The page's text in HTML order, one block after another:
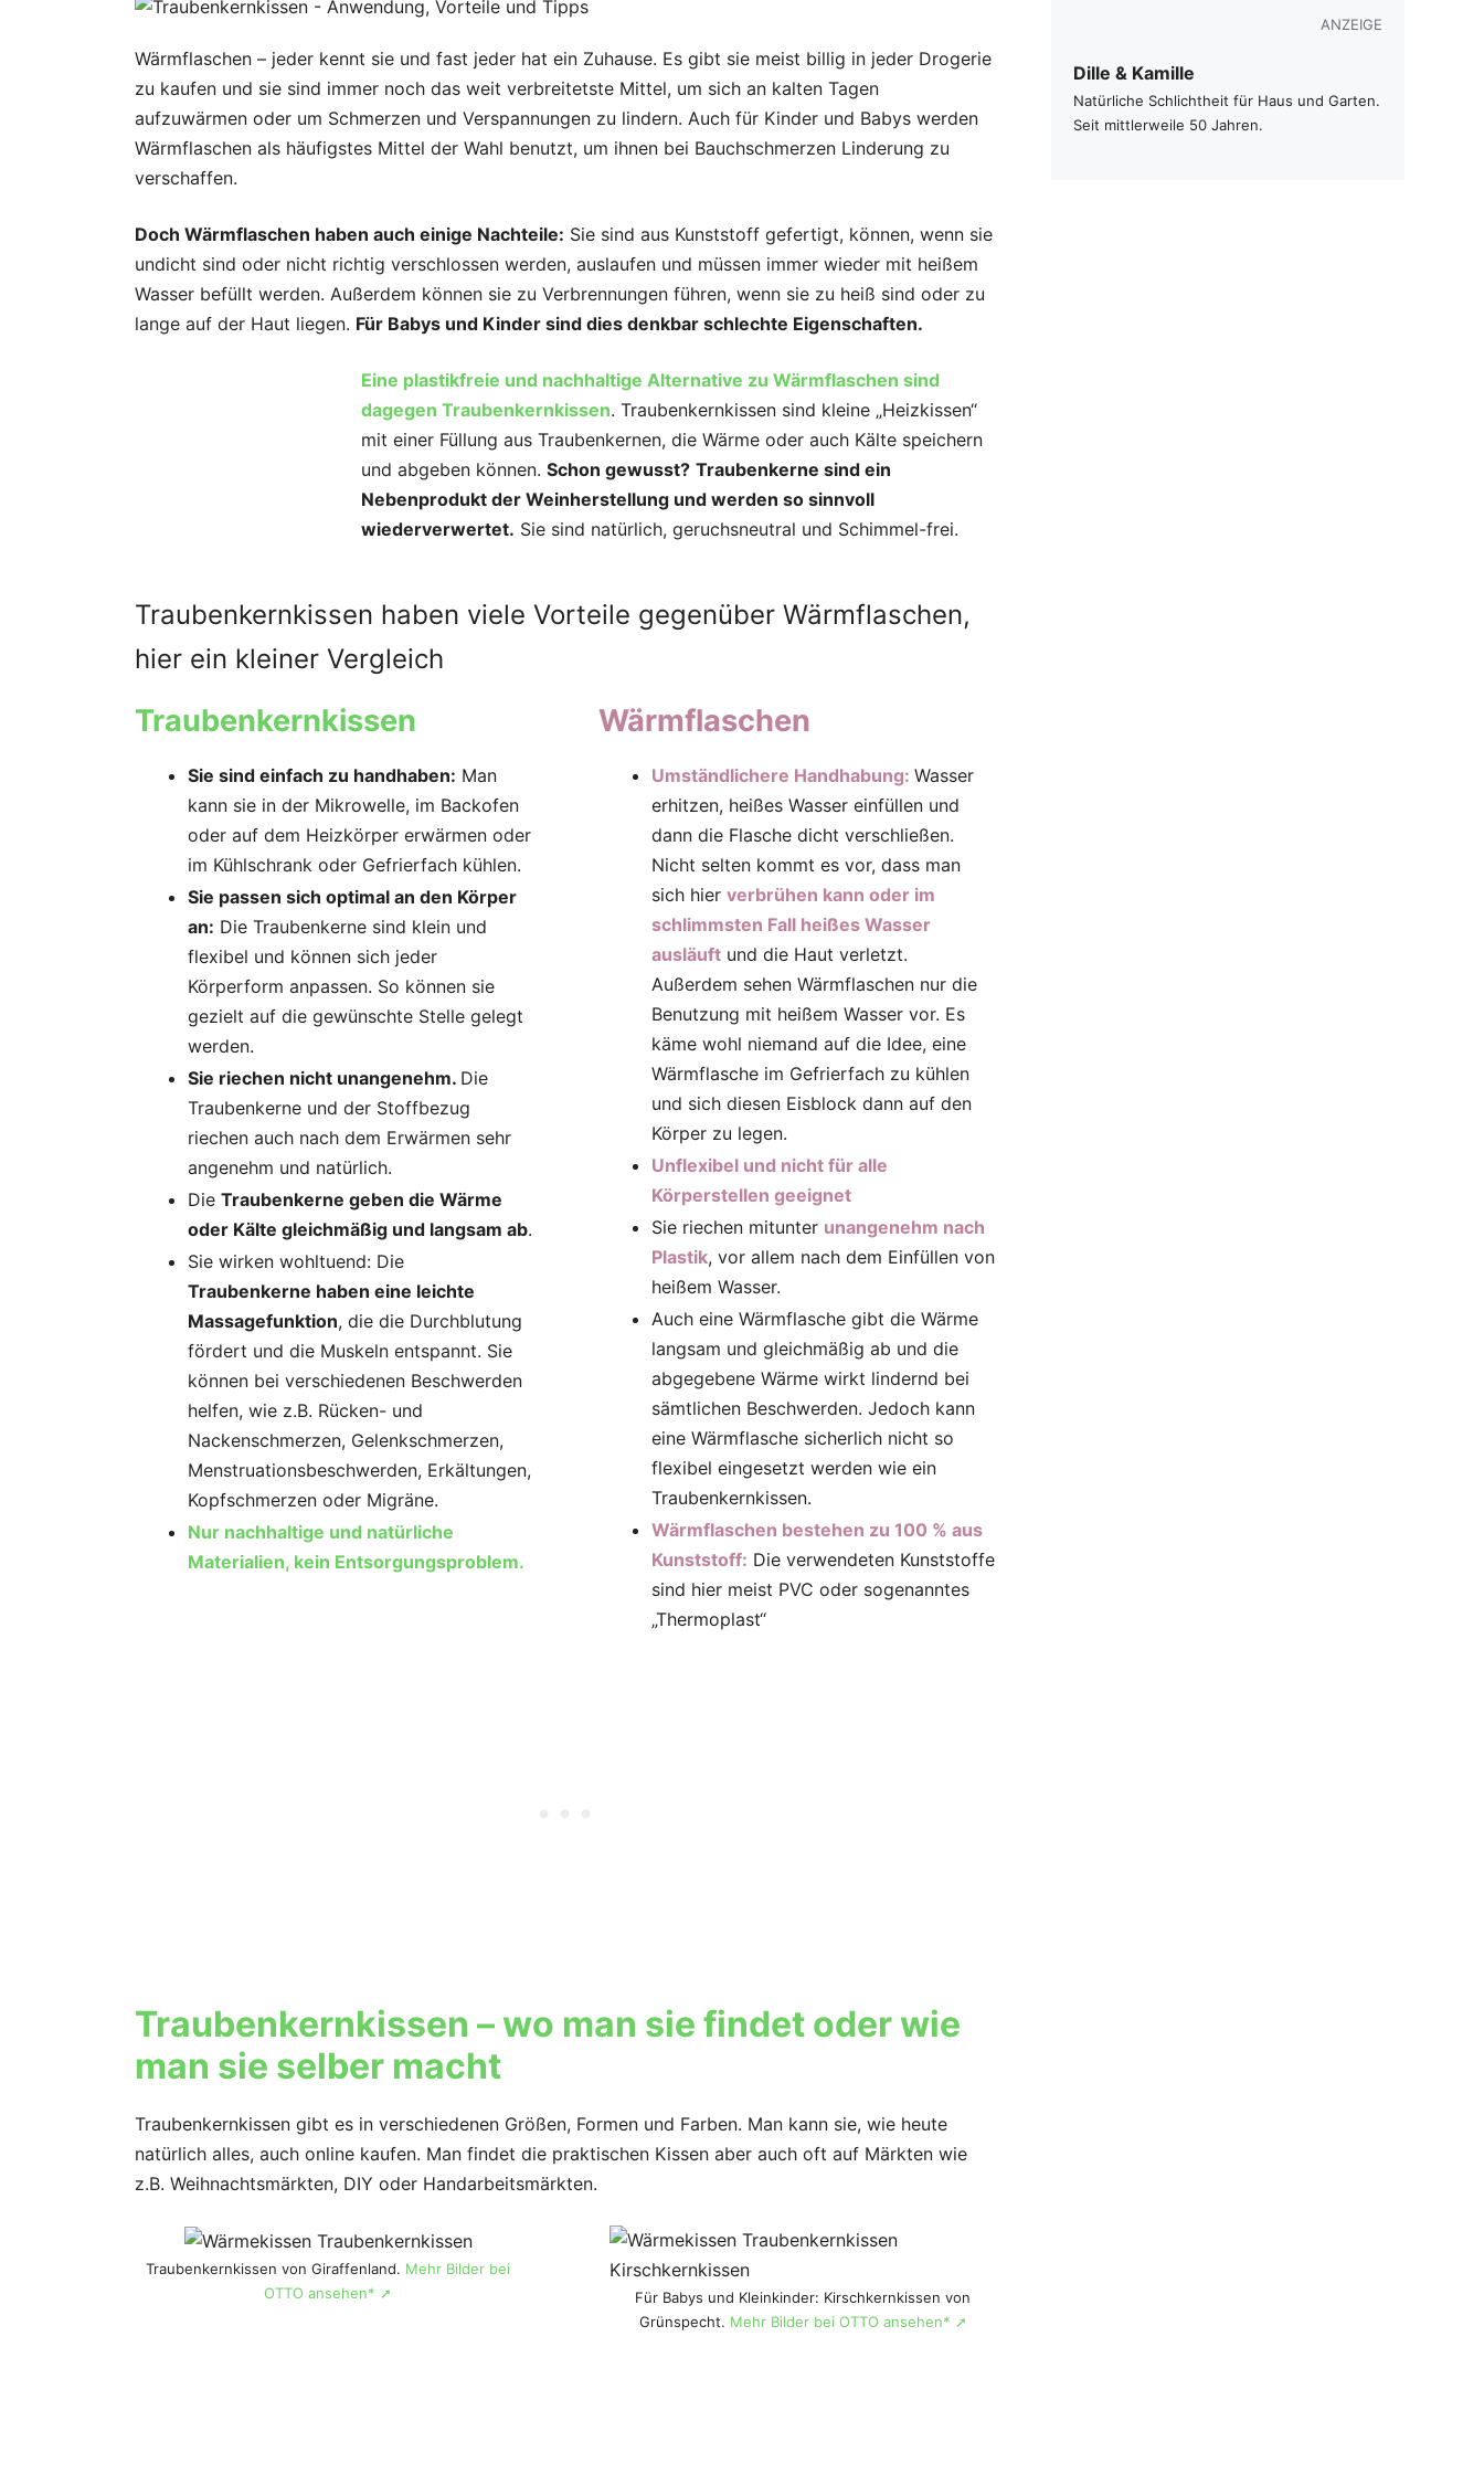
Wärmflaschen – jeder kennt sie und fast jeder hat ein Zuhause. Es gibt sie meist billig in jeder Drogerie
zu kaufen und sie sind immer noch das weit verbreitetste Mittel, um sich an kalten Tagen
aufzuwärmen oder um Schmerzen und Verspannungen zu lindern. Auch für Kinder und Babys werden
Wärmflaschen als häufigstes Mittel der Wahl benutzt, um ihnen bei Bauchschmerzen Linderung zu
verschaffen.
Doch Wärmflaschen haben auch einige Nachteile: Sie sind aus Kunststoff gefertigt, können, wenn sie
undicht sind oder nicht richtig verschlossen werden, auslaufen und müssen immer wieder mit heißem
Wasser befüllt werden. Außerdem können sie zu Verbrennungen führen, wenn sie zu heiß sind oder zu
lange auf der Haut liegen. Für Babys und Kinder sind dies denkbar schlechte Eigenschaften.
Eine plastikfreie und nachhaltige Alternative zu Wärmflaschen sind
dagegen Traubenkernkissen. Traubenkernkissen sind kleine „Heizkissen“
mit einer Füllung aus Traubenkernen, die Wärme oder auch Kälte speichern
und abgeben können. Schon gewusst? Traubenkerne sind ein
Nebenprodukt der Weinherstellung und werden so sinnvoll
wiederverwertet. Sie sind natürlich, geruchsneutral und Schimmel-frei.
Traubenkernkissen haben viele Vorteile gegenüber Wärmflaschen,
hier ein kleiner Vergleich
Traubenkernkissen
Sie sind einfach zu handhaben: Man
kann sie in der Mikrowelle, im Backofen
oder auf dem Heizkörper erwärmen oder
im Kühlschrank oder Gefrierfach kühlen.
Sie passen sich optimal an den Körper
an: Die Traubenkerne sind klein und
flexibel und können sich jeder
Körperform anpassen. So können sie
gezielt auf die gewünschte Stelle gelegt
werden.
Sie riechen nicht unangenehm. Die
Traubenkerne und der Stoffbezug
riechen auch nach dem Erwärmen sehr
angenehm und natürlich.
Die Traubenkerne geben die Wärme
oder Kälte gleichmäßig und langsam ab.
Sie wirken wohltuend: Die
Traubenkerne haben eine leichte
Massagefunktion, die die Durchblutung
fördert und die Muskeln entspannt. Sie
können bei verschiedenen Beschwerden
helfen, wie z.B. Rücken- und
Nackenschmerzen, Gelenkschmerzen,
Menstruationsbeschwerden, Erkältungen,
Kopfschmerzen oder Migräne.
Nur nachhaltige und natürliche
Materialien, kein Entsorgungsproblem.
Wärmflaschen
Umständlichere Handhabung: Wasser
erhitzen, heißes Wasser einfüllen und
dann die Flasche dicht verschließen.
Nicht selten kommt es vor, dass man
sich hier verbrühen kann oder im
schlimmsten Fall heißes Wasser
ausläuft und die Haut verletzt.
Außerdem sehen Wärmflaschen nur die
Benutzung mit heißem Wasser vor. Es
käme wohl niemand auf die Idee, eine
Wärmflasche im Gefrierfach zu kühlen
und sich diesen Eisblock dann auf den
Körper zu legen.
Unflexibel und nicht für alle
Körperstellen geeignet
Sie riechen mitunter unangenehm nach
Plastik, vor allem nach dem Einfüllen von
heißem Wasser.
Auch eine Wärmflasche gibt die Wärme
langsam und gleichmäßig ab und die
abgegebene Wärme wirkt lindernd bei
sämtlichen Beschwerden. Jedoch kann
eine Wärmflasche sicherlich nicht so
flexibel eingesetzt werden wie ein
Traubenkernkissen.
Wärmflaschen bestehen zu 100 % aus
Kunststoff: Die verwendeten Kunststoffe
sind hier meist PVC oder sogenanntes
„Thermoplast“
Traubenkernkissen – wo man sie findet oder wie
man sie selber macht
Traubenkernkissen gibt es in verschiedenen Größen, Formen und Farben. Man kann sie, wie heute
natürlich alles, auch online kaufen. Man findet die praktischen Kissen aber auch oft auf Märkten wie
z.B. Weihnachtsmärkten, DIY oder Handarbeitsmärkten.
Traubenkernkissen von Giraffenland. Mehr Bilder bei
OTTO ansehen* ➚
Für Babys und Kleinkinder: Kirschkernkissen von
Grünspecht. Mehr Bilder bei OTTO ansehen* ➚
ANZEIGE
Dille & Kamille
Natürliche Schlichtheit für Haus und Garten.
Seit mittlerweile 50 Jahren.